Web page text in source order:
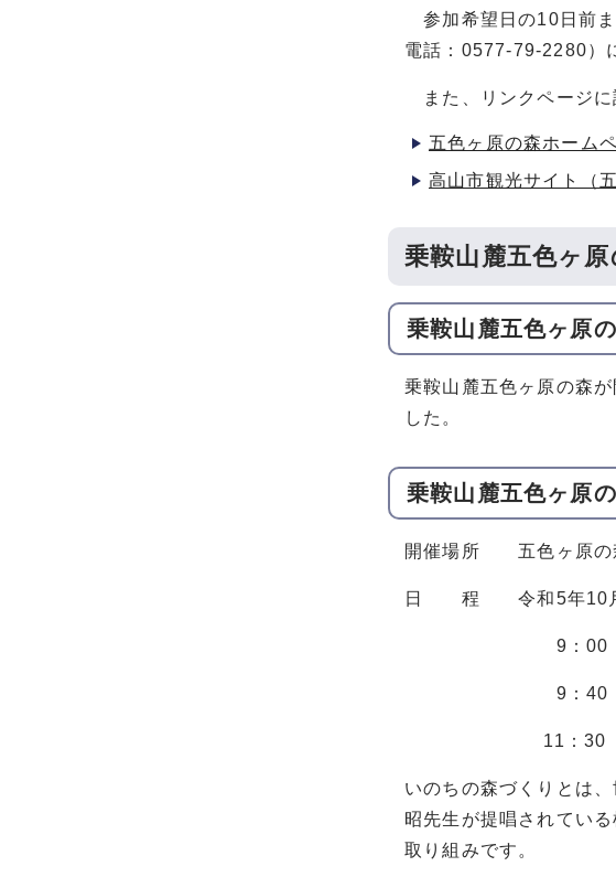
参加希望日の10日前ま
電話：0577-79-2280）
また、リンクページに
五色ヶ原の森ホーム
高山市観光サイト（
乗鞍山麓五色ヶ
乗鞍山麓五色ヶ原
乗鞍山麓五色ヶ原の森
した。
乗鞍山麓五色ヶ原
開催場所 五色ヶ原の
日 程 令和5年10
9：00
9：40 いのち
11：30
いのちの森づくりとは
昭先生が提唱されてい
取り組みです。